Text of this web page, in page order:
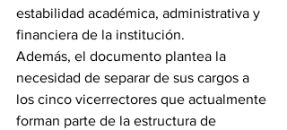
estabilidad académica, administrativa y
financiera de la institución.
Además, el documento plantea la
necesidad de separar de sus cargos a
los cinco vicerrectores que actualmente
forman parte de la estructura de